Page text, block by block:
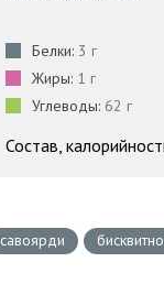
Белки: 3 г
Жиры: 1 г
Углеводы: 62 г
Состав,
савоярди